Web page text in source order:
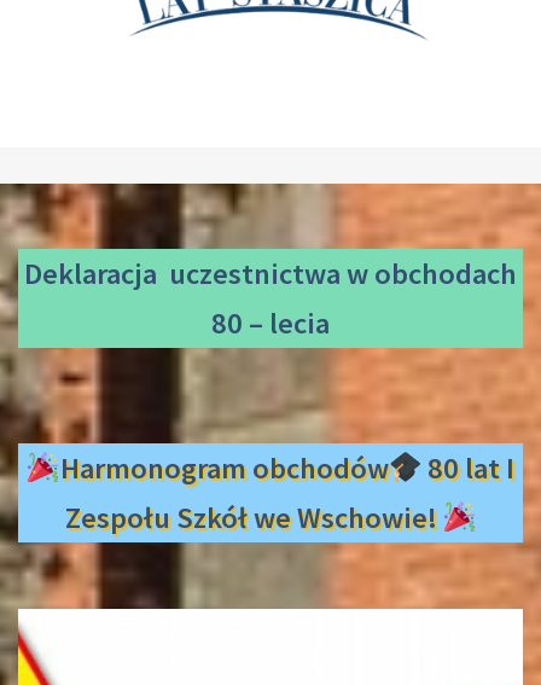
Deklaracja uczestnictwaw obchodach
80 – lecia
Harmonogram obchodów
80 lat I
Zespołu Szkół we Wschowie!